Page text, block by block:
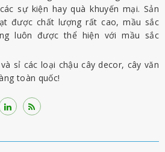
sự kiện hay quà khuyến mại. Sản
được chất lượng rất cao, mầu sắc
luôn được thể hiện với mầu sắc
sỉ các loại chậu cây decor, cây văn
toàn quốc!